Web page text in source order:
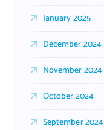
January 2025
December 2024
November 2024
October 2024
September 2024